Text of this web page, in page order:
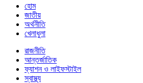
হোম
জাতীয়
অর্থনীতি
খেলাধুলা
রাজনীতি
আন্তর্জাতিক
ফ্যাশন ও লাইফস্টাইল
স্বাস্থ্য